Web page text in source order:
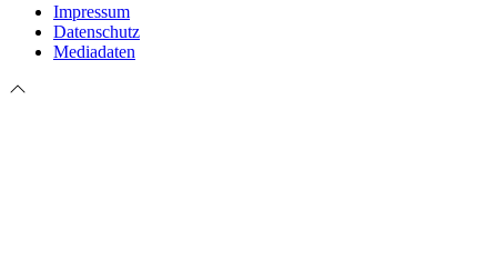
Impressum
Datenschutz
Mediadaten